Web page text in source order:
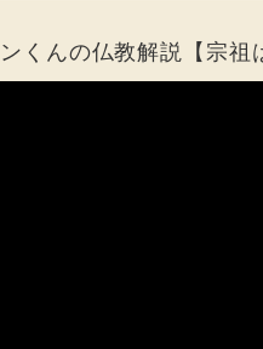
くんの仏教解説【宗祖